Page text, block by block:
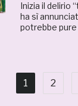
Inizia il delirio
ha sì
potrebbe
1 2